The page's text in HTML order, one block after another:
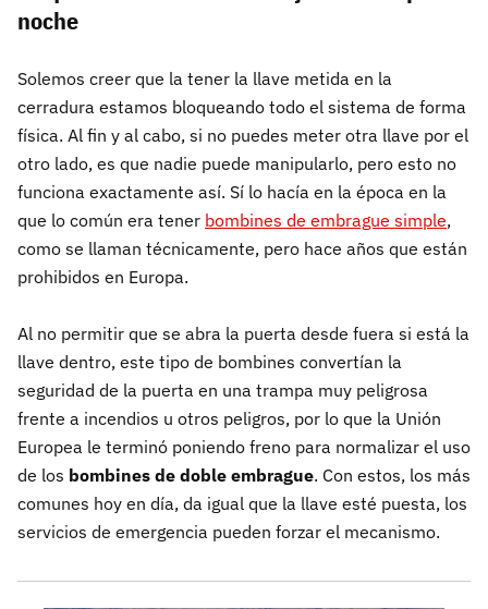
noche
Solemos creer que la tener la llave metida en la
cerradura estamos bloqueando todo el sistema de forma
física. Al fin y al cabo, si no puedes meter otra llave por el
otro lado, es que nadie puede manipularlo, pero esto no
funciona exactamente así. Sí lo hacía en la época en la
que lo común era tener bombines de embrague simple,
como se llaman técnicamente, pero hace años que están
prohibidos en Europa.
Al no permitir que se abra la puerta desde fuera si está la
llave dentro, este tipo de bombines convertían la
seguridad de la puerta en una trampa muy peligrosa
frente a incendios u otros peligros, por lo que la Unión
Europea le terminó poniendo freno para normalizar el uso
de los bombines de doble embrague. Con estos, los más
comunes hoy en día, da igual que la llave esté puesta, los
servicios de emergencia pueden forzar el mecanismo.